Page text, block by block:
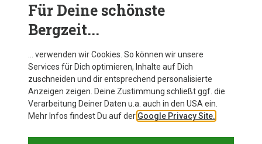
BEKLEIDUNG
Für Deine schönste
Bergzeit...
… verwenden wir Cookies. So können wir unsere
Services für Dich optimieren, Inhalte auf Dich
zuschneiden und dir entsprechend personalisierte
Anzeigen zeigen. Deine Zustimmung schließt ggf. die
Verarbeitung Deiner Daten u.a. auch in den USA ein.
Mehr Infos findest Du auf der Google Privacy Site.